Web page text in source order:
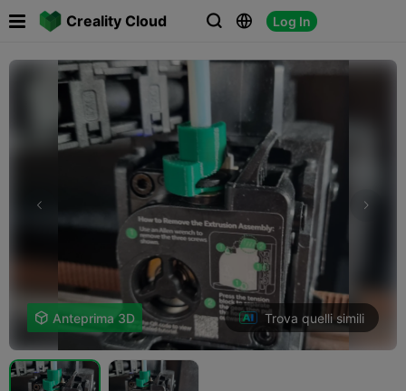
Creality Cloud   Log In
 
 Anteprima 3D Trova quelli simili